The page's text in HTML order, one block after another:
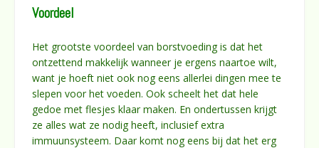
Voordeel
Het grootste voordeel van borstvoeding is dat het
ontzettend makkelijk wanneer je ergens naartoe wilt,
want je hoeft niet ook nog eens allerlei dingen mee te
slepen voor het voeden. Ook scheelt het dat hele
gedoe met flesjes klaar maken. En ondertussen krijgt
ze alles wat ze nodig heeft, inclusief extra
immuunsysteem. Daar komt nog eens bij dat het erg